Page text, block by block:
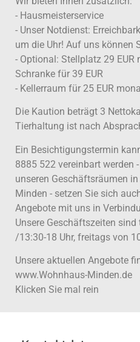
- Hausmeisterservice
- Unser Notdienst:
um die Uhr! Auf uns können
- Optional: Stellplatz 29 EUR
Schranke für 39 EUR
- Kellerraum für 25 EUR
Die Kaution beträgt 3
Tierhaltung ist nach
Ein Besichtigungstermin
8885 522 vereinbart werden
unseren Geschäftsräumen
Minden - setzen Sie sich
Angebote mit uns in
Unsere Geschäftszeiten
/13:30-18 Uhr, freitags von
Unsere aktuellen Angebote
www.Wohnhaus-Minden.de
Klicken Sie mal rein